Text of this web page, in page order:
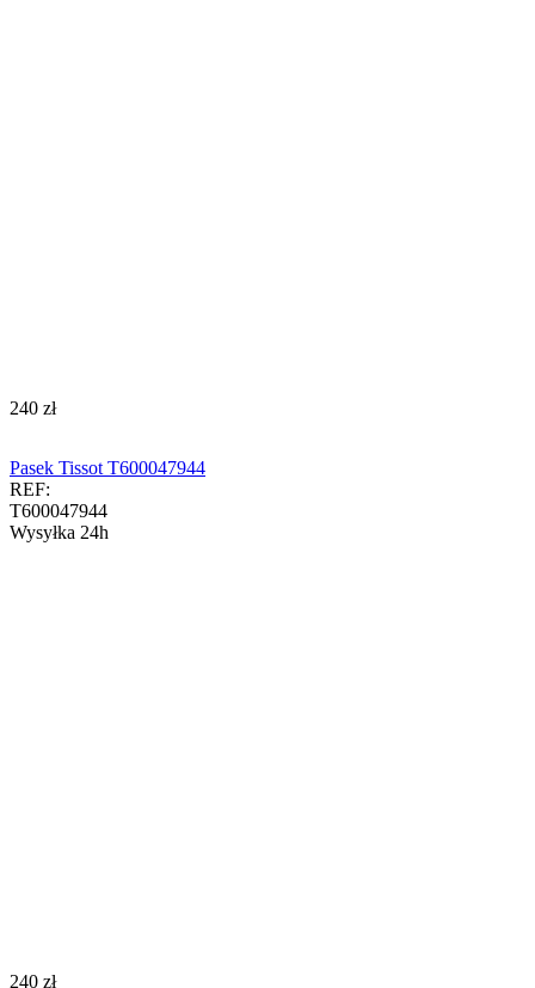
‍240‍ zł
Pasek Tissot T600047944
REF:
T600047944
Wysyłka 24h
‍240‍ zł